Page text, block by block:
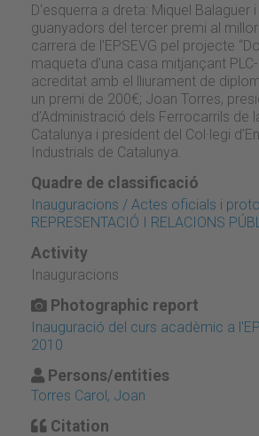
D'esquerra a dreta: Miquel Balaguer
guanyadors del tercer premi al
carrera de l'EPSEVG pel projecte
maqueta d’una casa mitjançant
acreditat amb el lliurament de
un premi de 200€; Joan Torres,
d’Administració dels Ferrocarrils de
Catalunya i president del Col·legi
Industrials de Catalunya.
Quadre de classificació
Inauguracions / Actes oficials i
REPRESENTACIÓ I RELACIONS
Activity
Inauguracions
Photographic report
Inauguració del curs acadèmic a
2010
Persons/entities
Torres Carol, Joan
Citation